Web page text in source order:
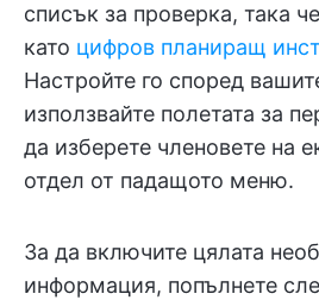
списък за проверка, така
като цифров планиращ
Настройте го според
използвайте полетата за
да изберете членовете на
отдел от падащото меню.
За да включите цялата
информация, попълнете